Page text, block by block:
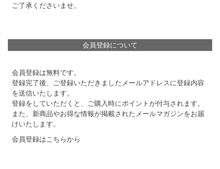
ご了承くださいませ。
会員登録について
会員登録は無料です。
登録完了後、ご登録いただきましたメールアドレスに登録内容
を送信いたします。
登録をしていただくと、ご購入時にポイントが付与されます。
また、新商品やお得な情報が掲載されたメールマガジンをお届
けいたします。
会員登録はこちらから